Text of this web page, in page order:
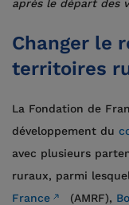
après le départ des
Changer le
territoires
La Fondation de
développement du
avec plusieurs
ruraux, parmi
France
(AMRF),